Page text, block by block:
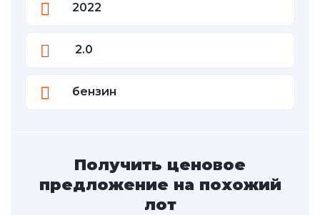
2022
2.0
бензин
Получить ценовое
предложение на похожий
лот